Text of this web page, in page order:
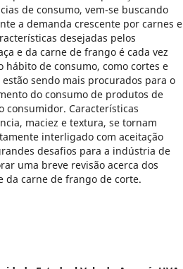
de consumo, vem-se buscando
a demanda crescente por carnes e
desejadas pelos
e da carne de frango é cada vez
hábito de consumo, como cortes e
sendo mais procurados para o
do consumo de produtos de
consumidor. Características
maciez e textura, se tornam
interligado com aceitação
desafios para a indústria de
uma breve revisão acerca dos
carne de frango de corte.